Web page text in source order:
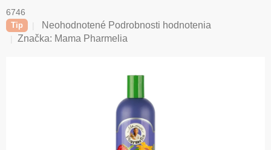
6746
Tip
Priemerné
hodnotenie
Neohodnotené Podrobnosti hodnotenia
Značka: Mama Pharmelia